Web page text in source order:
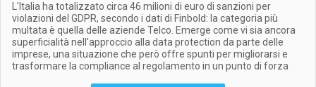
L'Italia ha totalizzato circa 46 milioni di euro di sanzioni per
violazioni del GDPR, secondo i dati di Finbold: la categoria più
multata è quella delle aziende Telco. Emerge come vi sia ancora
superficialità nell'approccio alla data protection da parte delle
imprese, una situazione che però offre spunti per migliorarsi e
trasformare la compliance al regolamento in un punto di forza